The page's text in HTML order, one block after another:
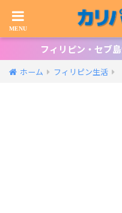
フィリピン・セブ
ホーム フィリピン生活